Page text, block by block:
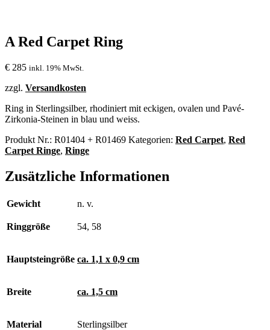
A Red Carpet Ring
€ 285 inkl. 19% MwSt.
zzgl. Versandkosten
Ring in Sterlingsilber, rhodiniert mit eckigen, ovalen und Pavé-
Zirkonia-Steinen in blau und weiss.
Produkt Nr.: R01404 + R01469 Kategorien: Red Carpet, Red
Carpet Ringe, Ringe
Zusätzliche Informationen
Gewicht n. v.
Ringgröße 54, 58
Hauptsteingröße ca. 1,1 x 0,9 cm
Breite ca. 1,5 cm
Material Sterlingsilber